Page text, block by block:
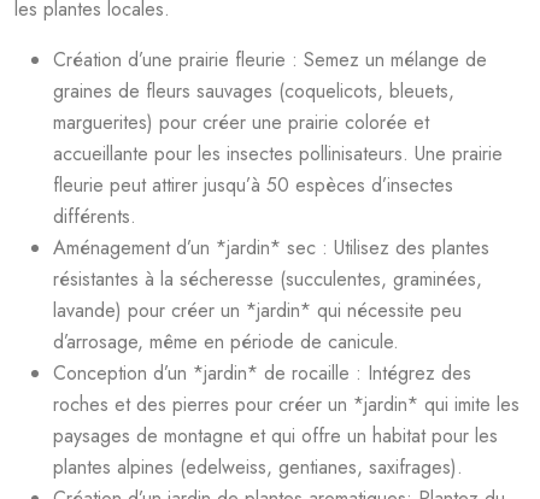
les plantes locales.
Création d’une prairie fleurie : Semez un mélange de
graines de fleurs sauvages (coquelicots, bleuets,
marguerites) pour créer une prairie colorée et
accueillante pour les insectes pollinisateurs. Une prairie
fleurie peut attirer jusqu’à 50 espèces d’insectes
différents.
Aménagement d’un *jardin* sec : Utilisez des plantes
résistantes à la sécheresse (succulentes, graminées,
lavande) pour créer un *jardin* qui nécessite peu
d’arrosage, même en période de canicule.
Conception d’un *jardin* de rocaille : Intégrez des
roches et des pierres pour créer un *jardin* qui imite les
paysages de montagne et qui offre un habitat pour les
plantes alpines (edelweiss, gentianes, saxifrages).